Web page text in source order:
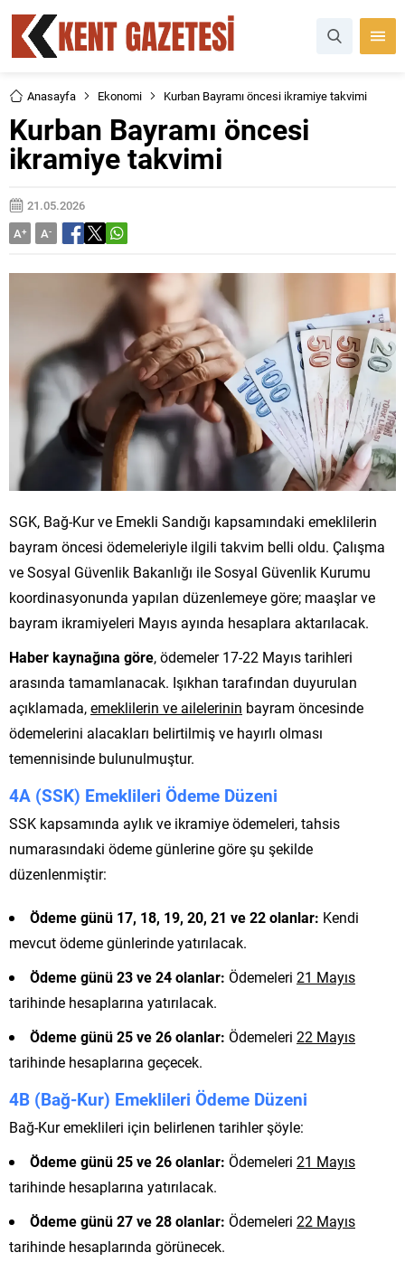
Anasayfa Ekonomi Kurban Bayramı öncesi ikramiye takvimi
Kurban Bayramı öncesi
ikramiye takvimi
21.05.2026
A+ A-
SGK, Bağ-Kur ve Emekli Sandığı kapsamındaki emeklilerin
bayram öncesi ödemeleriyle ilgili takvim belli oldu. Çalışma
ve Sosyal Güvenlik Bakanlığı ile Sosyal Güvenlik Kurumu
koordinasyonunda yapılan düzenlemeye göre; maaşlar ve
bayram ikramiyeleri Mayıs ayında hesaplara aktarılacak.
Haber kaynağına göre, ödemeler 17-22 Mayıs tarihleri
arasında tamamlanacak. Işıkhan tarafından duyurulan
açıklamada,emeklilerin ve ailelerinin bayram öncesinde
ödemelerini alacakları belirtilmiş ve hayırlı olması
temennisinde bulunulmuştur.
4A (SSK) Emeklileri Ödeme Düzeni
SSK kapsamında aylık ve ikramiye ödemeleri, tahsis
numarasındaki ödeme günlerine göre şu şekilde
düzenlenmiştir:
Ödeme günü 17, 18, 19, 20, 21 ve 22 olanlar: Kendi
mevcut ödeme günlerinde yatırılacak.
Ödeme günü 23 ve 24 olanlar: Ödemeleri 21 Mayıs
tarihinde hesaplarına yatırılacak.
Ödeme günü 25 ve 26 olanlar: Ödemeleri 22 Mayıs
tarihinde hesaplarına geçecek.
4B (Bağ-Kur) Emeklileri Ödeme Düzeni
Bağ-Kur emeklileri için belirlenen tarihler şöyle:
Ödeme günü 25 ve 26 olanlar: Ödemeleri 21 Mayıs
tarihinde hesaplarına yatırılacak.
Ödeme günü 27 ve 28 olanlar: Ödemeleri 22 Mayıs
tarihinde hesaplarında görünecek.